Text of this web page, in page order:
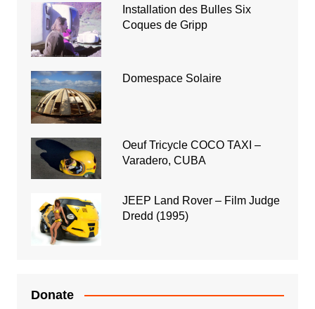
Installation des Bulles Six
Coques de Gripp
Domespace Solaire
Oeuf Tricycle COCO TAXI –
Varadero, CUBA
JEEP Land Rover – Film Judge
Dredd (1995)
Donate